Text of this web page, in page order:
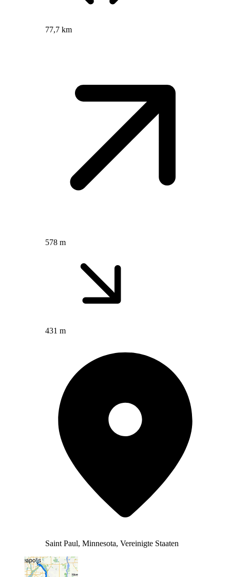
77,7 km
578 m
431 m
Saint Paul, Minnesota, Vereinigte Staaten